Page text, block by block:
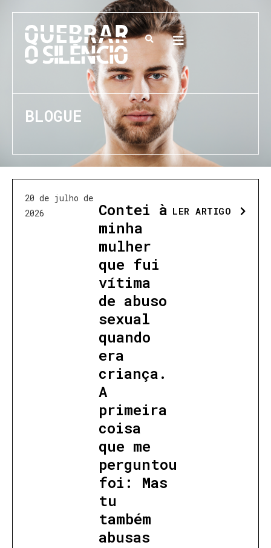
BLOGUE
20 de julho de
2026
Contei à
minha
mulher
que fui
vítima
de abuso
sexual
quando
era
criança.
A
primeira
coisa
que me
perguntou
foi: Mas
tu
também
abusas
LER ARTIGO